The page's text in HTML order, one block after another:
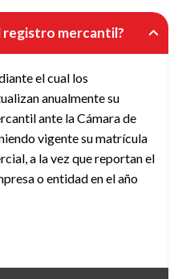
registro mercantil?
el cual los
anualmente su
ante la Cámara de
vigente su matrícula
a la vez que reportan el
o entidad en el año